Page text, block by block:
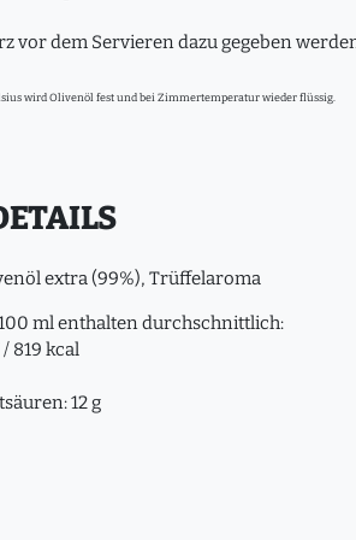
vor dem Servieren dazu gegeben
wird Olivenöl fest und bei Zimmertemperatur wieder flüssig.
extra (99%), Trüffelaroma
ml enthalten durchschnittlich:
819 kcal
12 g